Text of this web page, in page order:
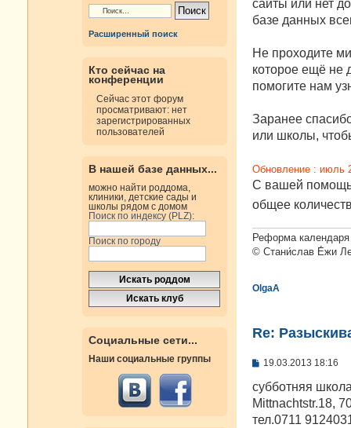
Расширенный поиск
Кто сейчас на
конференции
Сейчас этот форум
просматривают: нет
зарегистрированных
пользователей
В нашей базе данных...
можно найти роддома,
клиники, детские сады и
школы рядом с домом
Поиск по индексу (PLZ):
Поиск по городу
Социальные сети...
Наши социальные группы
сайты или нет
базе данных
Не проходите
которое ещё не
помогите нам
Заранее
или школы,
Обновление : июль
С вашей
общее
Реформа
© Стани́слав Е́жи
OlgaA
Re:
С
о
б
щ
е
19.03.2013 18:16
субботняя
Mittnachtstr.18,
тел.0711